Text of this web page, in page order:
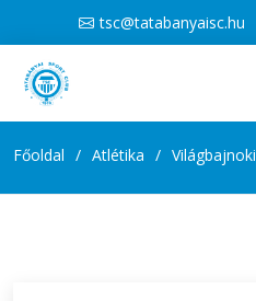
tsc@tatabanyaisc.hu
Főoldal Atlétika